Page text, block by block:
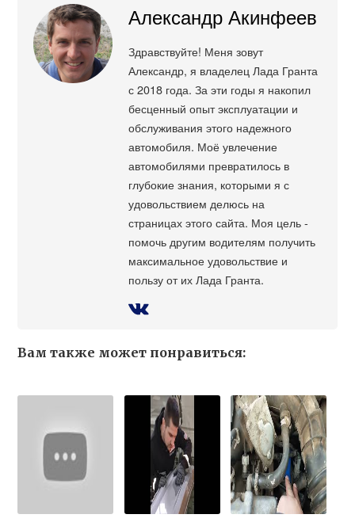
Александр Акинфеев
Здравствуйте! Меня зовут
Александр, я владелец Лада Гранта
с 2018 года. За эти годы я накопил
бесценный опыт эксплуатации и
обслуживания этого надежного
автомобиля. Моё увлечение
автомобилями превратилось в
глубокие знания, которыми я с
удовольствием делюсь на
страницах этого сайта. Моя цель -
помочь другим водителям получить
максимальное удовольствие и
пользу от их Лада Гранта.
Вам также может понравиться: